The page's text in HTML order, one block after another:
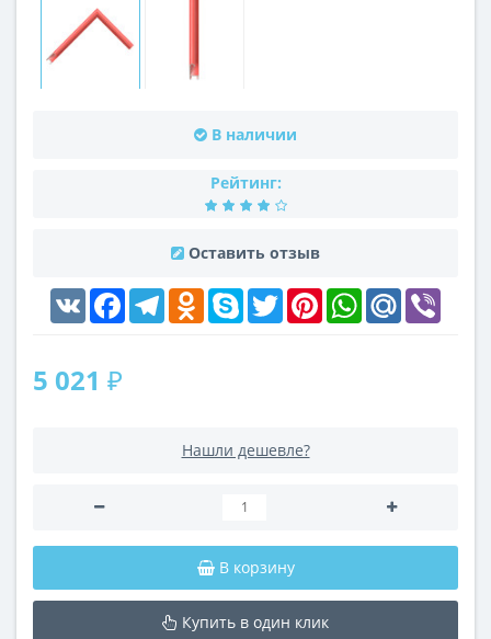
В наличии
Рейтинг:
Оставить отзыв
VK FacebookTelegramOdnoklassniki
Skype Twitter PinterestWhatsAppMail.Ru
5 021 ₽
Нашли дешевле?
В корзину
Купить в один клик